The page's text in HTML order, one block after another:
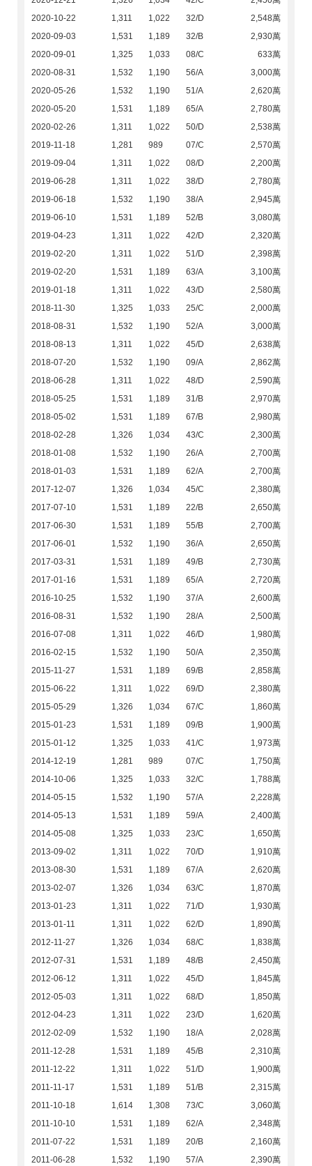
2020-10-22
1,311 1,022 32/D
2,548萬
2020-09-03
1,531 1,189 32/B
2,930萬
2020-09-01
1,325 1,033 08/C
633萬
2020-08-31
1,532 1,190 56/A
3,000萬
2020-05-26
1,532 1,190 51/A
2,620萬
2020-05-20
1,531 1,189 65/A
2,780萬
2020-02-26
1,311 1,022 50/D
2,538萬
2019-11-18
1,281 989 07/C
2,570萬
2019-09-04
1,311 1,022 08/D
2,200萬
2019-06-28
1,311 1,022 38/D
2,780萬
2019-06-18
1,532 1,190 38/A
2,945萬
2019-06-10
1,531 1,189 52/B
3,080萬
2019-04-23
1,311 1,022 42/D
2,320萬
2019-02-20
1,311 1,022 51/D
2,398萬
2019-02-20
1,531 1,189 63/A
3,100萬
2019-01-18
1,311 1,022 43/D
2,580萬
2018-11-30
1,325 1,033 25/C
2,000萬
2018-08-31
1,532 1,190 52/A
3,000萬
2018-08-13
1,311 1,022 45/D
2,638萬
2018-07-20
1,532 1,190 09/A
2,862萬
2018-06-28
1,311 1,022 48/D
2,590萬
2018-05-25
1,531 1,189 31/B
2,970萬
2018-05-02
1,531 1,189 67/B
2,980萬
2018-02-28
1,326 1,034 43/C
2,300萬
2018-01-08
1,532 1,190 26/A
2,700萬
2018-01-03
1,531 1,189 62/A
2,700萬
2017-12-07
1,326 1,034 45/C
2,380萬
2017-07-10
1,531 1,189 22/B
2,650萬
2017-06-30
1,531 1,189 55/B
2,700萬
2017-06-01
1,532 1,190 36/A
2,650萬
2017-03-31
1,531 1,189 49/B
2,730萬
2017-01-16
1,531 1,189 65/A
2,720萬
2016-10-25
1,532 1,190 37/A
2,600萬
2016-08-31
1,532 1,190 28/A
2,500萬
2016-07-08
1,311 1,022 46/D
1,980萬
2016-02-15
1,532 1,190 50/A
2,350萬
2015-11-27
1,531 1,189 69/B
2,858萬
2015-06-22
1,311 1,022 69/D
2,380萬
2015-05-29
1,326 1,034 67/C
1,860萬
2015-01-23
1,531 1,189 09/B
1,900萬
2015-01-12
1,325 1,033 41/C
1,973萬
2014-12-19
1,281 989 07/C
1,750萬
2014-10-06
1,325 1,033 32/C
1,788萬
2014-05-15
1,532 1,190 57/A
2,228萬
2014-05-13
1,531 1,189 59/A
2,400萬
2014-05-08
1,325 1,033 23/C
1,650萬
2013-09-02
1,311 1,022 70/D
1,910萬
2013-08-30
1,531 1,189 67/A
2,620萬
2013-02-07
1,326 1,034 63/C
1,870萬
2013-01-23
1,311 1,022 71/D
1,930萬
2013-01-11
1,311 1,022 62/D
1,890萬
2012-11-27
1,326 1,034 68/C
1,838萬
2012-07-31
1,531 1,189 48/B
2,450萬
2012-06-12
1,311 1,022 45/D
1,845萬
2012-05-03
1,311 1,022 68/D
1,850萬
2012-04-23
1,311 1,022 23/D
1,620萬
2012-02-09
1,532 1,190 18/A
2,028萬
2011-12-28
1,531 1,189 45/B
2,310萬
2011-12-22
1,311 1,022 51/D
1,900萬
2011-11-17
1,531 1,189 51/B
2,315萬
2011-10-18
1,614 1,308 73/C
3,060萬
2011-10-10
1,531 1,189 62/A
2,348萬
2011-07-22
1,531 1,189 20/B
2,160萬
2011-06-28
1,532 1,190 57/A
2,390萬